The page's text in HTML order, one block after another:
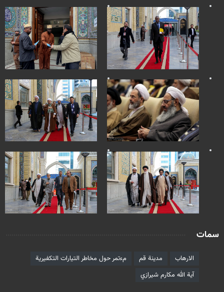
سمات
الارهاب مدينة قم
مءتمر حول مخاطر التيارات التكفيرية
آية الله مكارم شيرازي